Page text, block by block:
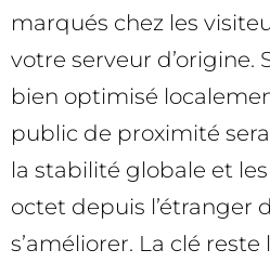
marqués chez les
votre serveur d’origine.
bien optimisé
public de proximité
la stabilité globale et
octet depuis l’étranger
s’améliorer. La clé